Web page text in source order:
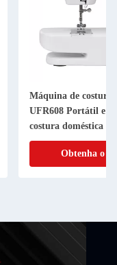
Máquina de
UFR608 Portátil e
costura doméstica
Obtenha o